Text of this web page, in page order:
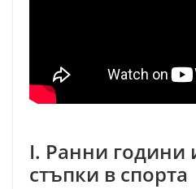
I. Ранни години
стъпки в спорта